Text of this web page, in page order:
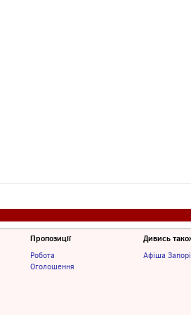
Пропозиції
Робота
Оголошення
Дивись
Афіша